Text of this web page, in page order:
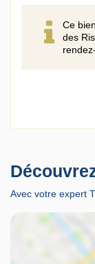
Ce
des
Avec votre expert